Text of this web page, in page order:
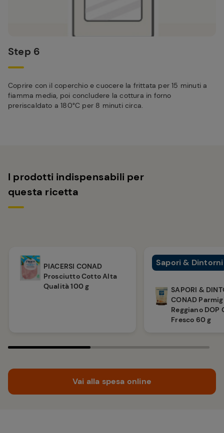
Step 6
Coprire con il coperchio e cuocere la frittata per 15 minuti a
fiamma media, poi concludere la cottura in forno
preriscaldato a 180°C per 8 minuti circa.
I prodotti indispensabili per
questa ricetta
PIACERSI CONAD
Prosciutto Cotto Alta
Qualità 100 g
Sapori & Dintorni
SAPORI &
CONAD
Reggiano
Fresco 60 g
Vai alla spesa online